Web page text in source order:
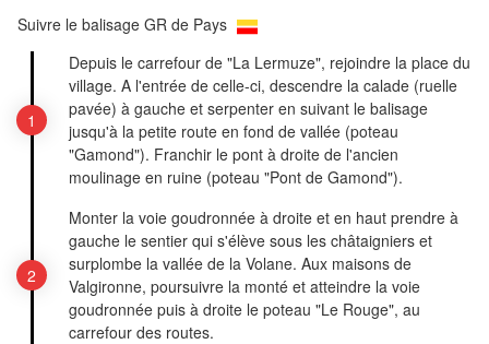
Suivre le balisage GR de Pays
Depuis le carrefour de "La Lermuze", rejoindre la place du
village. A l'entrée de celle-ci, descendre la calade (ruelle
pavée) à gauche et serpenter en suivant le balisage
jusqu'à la petite route en fond de vallée (poteau
"Gamond"). Franchir le pont à droite de l'ancien
moulinage en ruine (poteau "Pont de Gamond").
Monter la voie goudronnée à droite et en haut prendre à
gauche le sentier qui s'élève sous les châtaigniers et
surplombe la vallée de la Volane. Aux maisons de
Valgironne, poursuivre la monté et atteindre la voie
goudronnée puis à droite le poteau "Le Rouge", au
carrefour des routes.